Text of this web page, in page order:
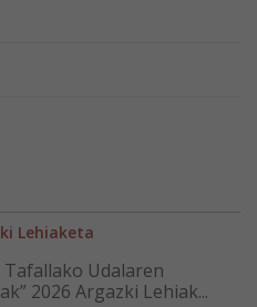
Lehiaketa
Udalaren
2026 Argazki Lehiak...